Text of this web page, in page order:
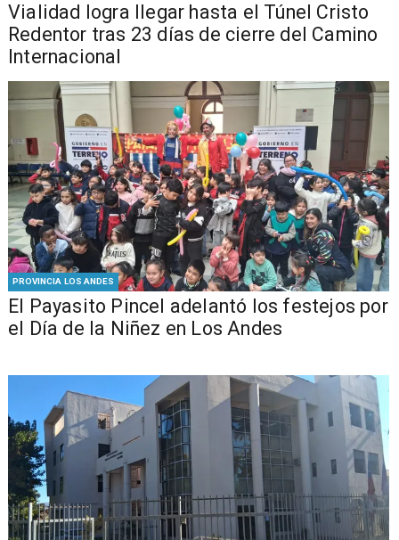
Vialidad logra llegar hasta el Túnel Cristo
Redentor tras 23 días de cierre del Camino
Internacional
PROVINCIA LOS ANDES
El Payasito Pincel adelantó los festejos por
el Día de la Niñez en Los Andes